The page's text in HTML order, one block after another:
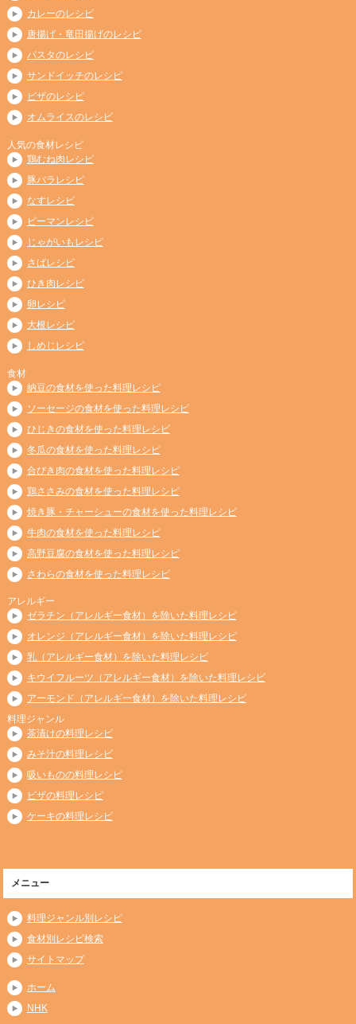
カレーのレシピ
唐揚げ・竜田揚げのレシピ
パスタのレシピ
サンドイッチのレシピ
ピザのレシピ
オムライスのレシピ
人気の食材レシピ
鶏むね肉レシピ
豚バラレシピ
なすレシピ
ピーマンレシピ
じゃがいもレシピ
さばレシピ
ひき肉レシピ
卵レシピ
大根レシピ
しめじレシピ
食材
納豆の食材を使った料理レシピ
ソーセージの食材を使った料理レシピ
ひじきの食材を使った料理レシピ
冬瓜の食材を使った料理レシピ
合びき肉の食材を使った料理レシピ
鶏ささみの食材を使った料理レシピ
焼き豚・チャーシューの食材を使った料理レシピ
牛肉の食材を使った料理レシピ
高野豆腐の食材を使った料理レシピ
さわらの食材を使った料理レシピ
アレルギー
ゼラチン（アレルギー食材）を除いた料理レシピ
オレンジ（アレルギー食材）を除いた料理レシピ
乳（アレルギー食材）を除いた料理レシピ
キウイフルーツ（アレルギー食材）を除いた料理レシピ
アーモンド（アレルギー食材）を除いた料理レシピ
料理ジャンル
茶漬けの料理レシピ
みそ汁の料理レシピ
吸いものの料理レシピ
ピザの料理レシピ
ケーキの料理レシピ
メニュー
料理ジャンル別レシピ
食材別レシピ検索
サイトマップ
ホーム
NHK